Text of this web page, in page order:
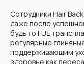
Сотрудники Hair
даже после
будь то FUE
регулярные
поддерживающим
здоровье как
Современная клиника пересадки
только передовые методики и
Мед. лицензия: Л041-01137-77/
ООО "Косметологический центр
антивозрастной медицины"